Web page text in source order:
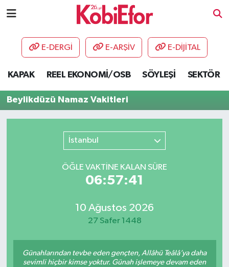
E-DERGİ E-ARŞİV E-DİJİTAL
KAPAK REEL EKONOMİ/OSB SÖYLEŞİ SEKTÖR
Beylikdüzü Namaz Vakitleri
İstanbul
ÖĞLE VAKTİNE KALAN SÜRE
06:57:41
10 Ağustos 2026
27 Safer 1448
Günahlarından tevbe eden gençten, Allâhü Teâlâ’ya daha
sevimli hiçbir kimse yoktur. Günah işlemeye devam eden
AKADEMİ
DESTEK-TEŞVİK
HABERLER